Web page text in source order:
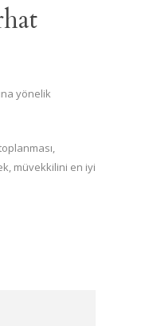
yönelik
müvekkilini en iyi